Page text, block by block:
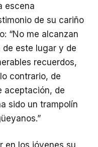
escena
de su cariño
“No me alcanzan
de este lugar y de
recuerdos,
contrario, de
aceptación, de
sido un trampolín